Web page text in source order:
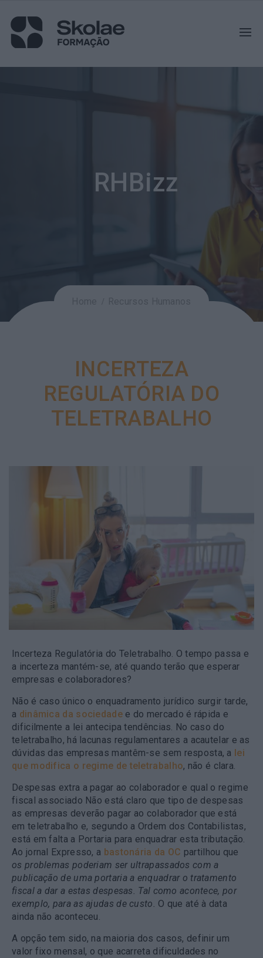
RHBizz
INCERTEZA
REGULATÓRIA DO
TELETRABALHO
Incerteza Regulatória do Teletrabalho. O tempo passa e
a incerteza mantém-se, até quando terão que esperar
empresas e colaboradores?
Não é caso único o enquadramento jurídico surgir tarde,
a dinâmica da sociedadee do mercado é rápida e
dificilmente a lei antecipa tendências. No caso do
teletrabalho, há lacunas regulamentares a acautelar e as
dúvidas das empresas mantêm-se sem resposta, a lei
que modifica o regime de teletrabalho, não é clara.
Despesas extra a pagar ao colaborador e qual o regime
fiscal associado Não está claro que tipo de despesas
as empresas deverão pagar ao colaborador que está
em teletrabalho e, segundo a Ordem dos Contabilistas,
está em falta a Portaria para enquadrar esta tributação.
Ao jornal Expresso, a bastonária da OC partilhou que
os problemas poderiam ser ultrapassados com a
publicação de uma portaria a enquadrar o tratamento
fiscal a dar a estas despesas. Tal como acontece, por
exemplo, para as ajudas de custo. O que até à data
ainda não aconteceu.
A opção tem sido, na maioria dos casos, definir um
valor fixo mensal, o que acarreta dificuldades no